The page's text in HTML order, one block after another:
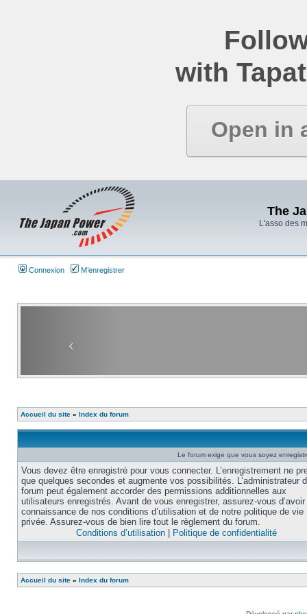
with
Open in
The
L'asso des
Connexion M’enregistrer
Accueil du site » Index du forum
Le forum exige que vous soyez
Vous devez être enregistré pour vous connecter. L’enregistrement ne
que quelques secondes et augmente vos possibilités. L’administrateur
forum peut également accorder des permissions additionnelles aux
utilisateurs enregistrés. Avant de vous enregistrer, assurez-vous
connaissance de nos conditions d’utilisation et de notre politique de vie
privée. Assurez-vous de bien lire tout le règlement du forum.
Conditions d’utilisation
Politique de confidentialité
Accueil du site » Index du forum